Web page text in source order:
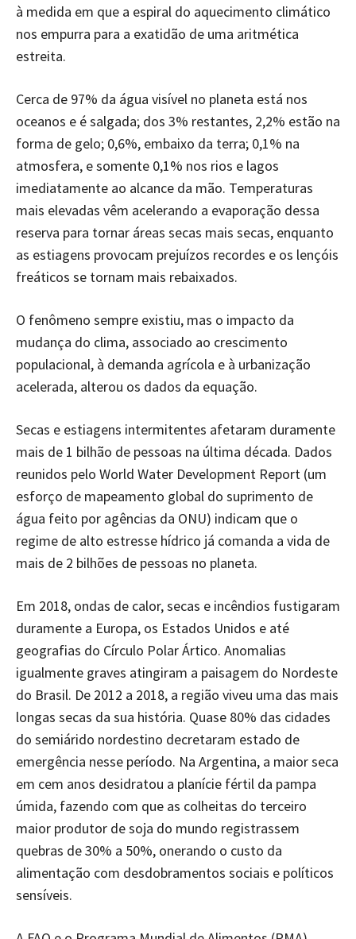
à medida em que a espiral do aquecimento climático
nos empurra para a exatidão de uma aritmética
estreita.
Cerca de 97% da água visível no planeta está nos
oceanos e é salgada; dos 3% restantes, 2,2% estão na
forma de gelo; 0,6%, embaixo da terra; 0,1% na
atmosfera, e somente 0,1% nos rios e lagos
imediatamente ao alcance da mão. Temperaturas
mais elevadas vêm acelerando a evaporação dessa
reserva para tornar áreas secas mais secas, enquanto
as estiagens provocam prejuízos recordes e os lençóis
freáticos se tornam mais rebaixados.
O fenômeno sempre existiu, mas o impacto da
mudança do clima, associado ao crescimento
populacional, à demanda agrícola e à urbanização
acelerada, alterou os dados da equação.
Secas e estiagens intermitentes afetaram duramente
mais de 1 bilhão de pessoas na última década. Dados
reunidos pelo World Water Development Report (um
esforço de mapeamento global do suprimento de
água feito por agências da ONU) indicam que o
regime de alto estresse hídrico já comanda a vida de
mais de 2 bilhões de pessoas no planeta.
Em 2018, ondas de calor, secas e incêndios fustigaram
duramente a Europa, os Estados Unidos e até
geografias do Círculo Polar Ártico. Anomalias
igualmente graves atingiram a paisagem do Nordeste
do Brasil. De 2012 a 2018, a região viveu uma das mais
longas secas da sua história. Quase 80% das cidades
do semiárido nordestino decretaram estado de
emergência nesse período. Na Argentina, a maior seca
em cem anos desidratou a planície fértil da pampa
úmida, fazendo com que as colheitas do terceiro
maior produtor de soja do mundo registrassem
quebras de 30% a 50%, onerando o custo da
alimentação com desdobramentos sociais e políticos
sensíveis.